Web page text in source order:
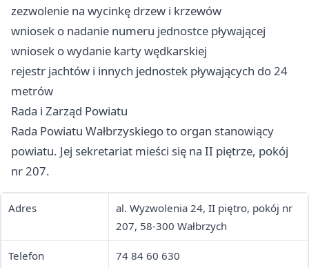
zezwolenie na wycinkę drzew i krzewów
wniosek o nadanie numeru jednostce pływającej
wniosek o wydanie karty wędkarskiej
rejestr jachtów i innych jednostek pływających do 24
metrów
Rada i Zarząd Powiatu
Rada Powiatu Wałbrzyskiego to organ stanowiący
powiatu. Jej sekretariat mieści się na II piętrze, pokój
nr 207.
Adres
al. Wyzwolenia 24, II piętro, pokój nr
207, 58-300 Wałbrzych
Telefon 74 84 60 630